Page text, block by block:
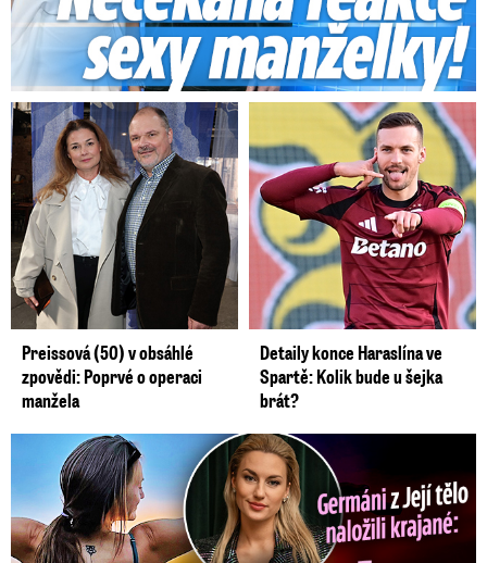
Preissová (50) v obsáhlé
zpovědi: Poprvé o operaci
manžela
Detaily konce Haraslína ve
Spartě: Kolik bude u šejka
brát?
Germáni z Jejího těla: Odstěhuj se, vzkázali jí krajané